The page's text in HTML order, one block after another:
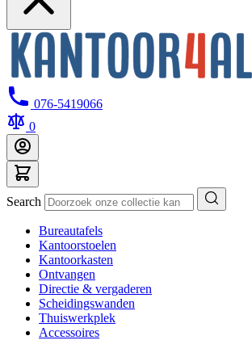
076-5419066
0
Search
Bureautafels
Kantoorstoelen
Kantoorkasten
Ontvangen
Directie & vergaderen
Scheidingswanden
Thuiswerkplek
Accessoires